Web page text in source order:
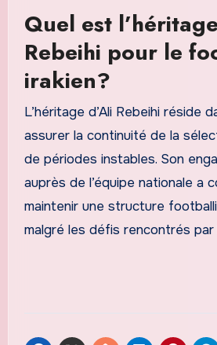
Quel est
Rebeihi pour le
irakien?
L’héritage d’Ali Rebeihi réside
assurer la continuité de la
de périodes instables. Son
auprès de l’équipe nationale a
maintenir une structure
malgré les défis rencontrés par